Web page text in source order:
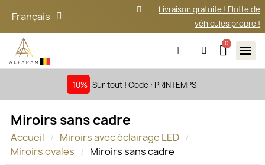
Français
Livraison gratuite ! Flotte de
véhicules propre !
-10% Sur tout ! Code : PRINTEMPS
Miroirs sans cadre
Accueil
Miroirs avec éclairage LED
Miroirs ovales
Miroirs sans cadre